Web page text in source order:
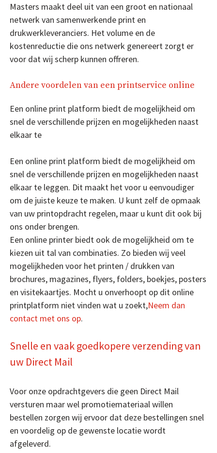
Masters maakt deel uit van een groot en nationaal
netwerk van samenwerkende print en
drukwerkleveranciers. Het volume en de
kostenreductie die ons netwerk genereert zorgt er
voor dat wij scherp kunnen offreren.
Andere voordelen van een printservice online
Een online print platform biedt de mogelijkheid om
snel de verschillende prijzen en mogelijkheden naast
elkaar te
Een online print platform biedt de mogelijkheid om
snel de verschillende prijzen en mogelijkheden naast
elkaar te leggen. Dit maakt het voor u eenvoudiger
om de juiste keuze te maken. U kunt zelf de opmaak
van uw printopdracht regelen, maar u kunt dit ook bij
ons onder brengen.
Een online printer biedt ook de mogelijkheid om te
kiezen uit tal van combinaties. Zo bieden wij veel
mogelijkheden voor het printen / drukken van
brochures, magazines, flyers, folders, boekjes, posters
en visitekaartjes. Mocht u onverhoopt op dit online
printplatform niet vinden wat u zoekt,Neem dan
contact met ons op.
Snelle en vaak goedkopere verzending van
uw Direct Mail
Voor onze opdrachtgevers die geen Direct Mail
versturen maar wel promotiemateriaal willen
bestellen zorgen wij ervoor dat deze bestellingen snel
en voordelig op de gewenste locatie wordt
afgeleverd.